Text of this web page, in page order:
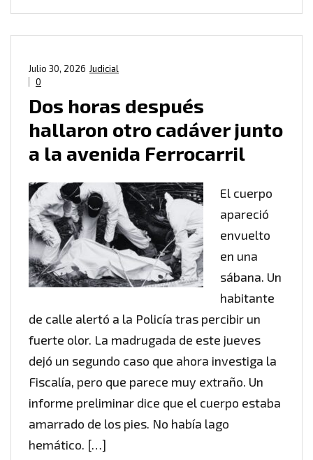
Judicial
Julio 30, 2026
0
Dos horas después
hallaron otro cadáver junto
a la avenida Ferrocarril
El cuerpo
apareció
envuelto
en una
sábana. Un
habitante
de calle alertó a la Policía tras percibir un
fuerte olor. La madrugada de este jueves
dejó un segundo caso que ahora investiga la
Fiscalía, pero que parece muy extraño. Un
informe preliminar dice que el cuerpo estaba
amarrado de los pies. No había lago
hemático. […]